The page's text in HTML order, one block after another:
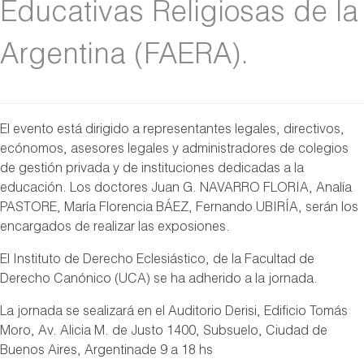
Educativas Religiosas de la
Argentina (FAERA).
El evento está dirigido a representantes legales, directivos,
ecónomos, asesores legales y administradores de colegios
de gestión privada y de instituciones dedicadas a la
educación. Los doctores Juan G. NAVARRO FLORIA, Analía
PASTORE, María Florencia BÁEZ, Fernando UBIRÍA, serán los
encargados de realizar las exposiones.
El Instituto de Derecho Eclesiástico, de la Facultad de
Derecho Canónico (UCA) se ha adherido a la jornada.
La jornada se sealizará en el Auditorio Derisi, Edificio Tomás
Moro, Av. Alicia M. de Justo 1400, Subsuelo, Ciudad de
Buenos Aires, Argentinade 9 a 18 hs